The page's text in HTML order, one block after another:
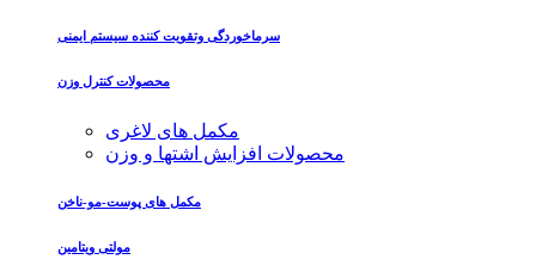
سرماخوردگی وتقویت کننده سیستم ایمنی
محصولات کنترل وزن
مکمل های لاغری
محصولات افزایش اشتها و وزن
مکمل های پوست-مو-ناخن
مولتی ویتامین